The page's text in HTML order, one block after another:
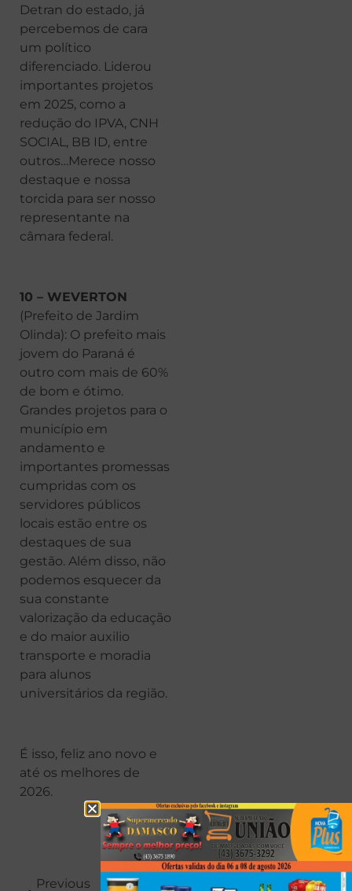
Detran do estado, já
percebemos de cara
um político
diferenciado. Liderou
importantes projetos
em 2025, como a
redução do IPVA, CNH
SOCIAL, BB ID, entre
outros…Merece nosso
destaque e nossa
torcida para ser nosso
representante na
câmara federal.
10 – WEVERTON
(Prefeito de Jardim
Olinda): O prefeito mais
jovem do Paraná é
outro com mais de 60%
de bom e ótimo.
Grandes projetos para o
município em
andamento e
importantes promessas
cumpridas com os
servidores públicos
locais estão entre os
destaques de sua
gestão. Além disso, não
podemos esquecer da
sua constante
valorização da educação
e do maior auxilio
transporte e moradia
para alunos
universitários da região.
É isso, feliz ano novo e
até os melhores de
2026.
Previous Next